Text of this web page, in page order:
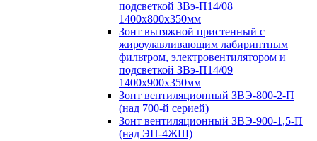
подсветкой ЗВэ-П14/08
1400х800х350мм
Зонт вытяжной пристенный с
жироулавливающим лабиринтным
фильтром, электровентилятором и
подсветкой ЗВэ-П14/09
1400х900х350мм
Зонт вентиляционный ЗВЭ-800-2-П
(над 700-й серией)
Зонт вентиляционный ЗВЭ-900-1,5-П
(над ЭП-4ЖШ)